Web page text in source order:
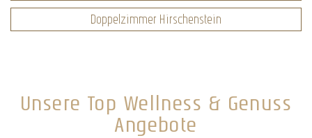
Doppelzimmer Hirschenstein
Unsere Top Wellness & Genuss
Angebote